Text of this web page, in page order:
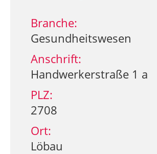
Branche:
Gesundheitswesen
Anschrift:
Handwerkerstraße 1 a
PLZ:
2708
Ort:
Löbau